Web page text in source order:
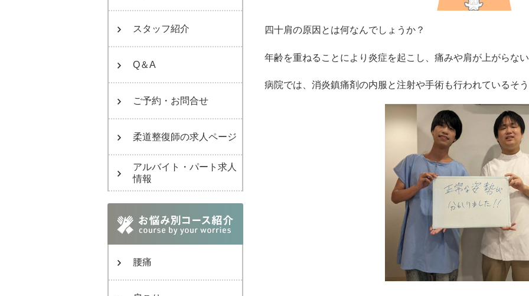
スタッフ紹介
Q＆A
ご予約・お問合せ
柔道整復師の求人ページ
アルバイト・パート求人
情報
腰痛
四十肩の原因とは何なんでしょうか？
年齢を重ねることにより炎症を起こし、痛みや肩が上がらな
病院では、消炎鎮痛剤の内服と注射や手術も行われているそ